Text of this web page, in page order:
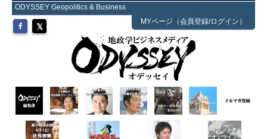
ODYSSEY Geopolitics & Business
MYページ（会員登録/ログイン）